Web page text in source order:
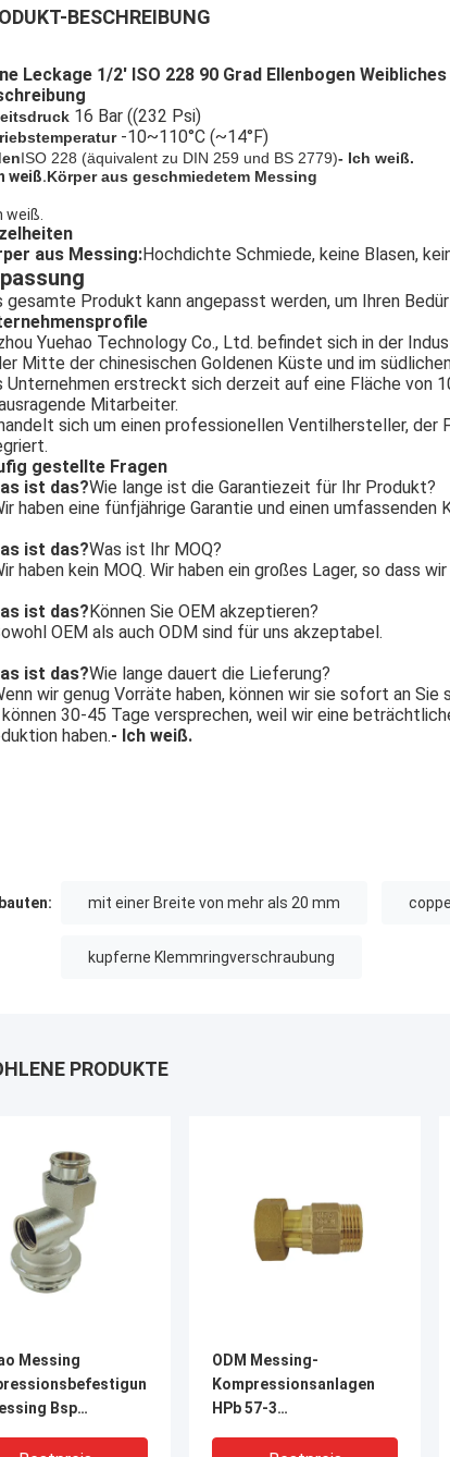
BESCHREIBUNG
Leckage 1/2' ISO 228 90 Grad Ellenbogen
16 Bar ((232 Psi)
-10~110°C (~14°F)
ISO 228 (äquivalent zu DIN 259 und BS 2779)- Ich weiß.
weiß.Körper aus geschmiedetem Messing
weiß.
aus Messing:Hochdichte Schmiede, keine Blasen,
gesamte Produkt kann angepasst werden, um Ihren
Yuehao Technology Co., Ltd. befindet sich in der
Mitte der chinesischen Goldenen Küste und im
Unternehmen erstreckt sich derzeit auf eine Fläche von
Mitarbeiter.
sich um einen professionellen Ventilhersteller, der
gestellte Fragen
ist das?Wie lange ist die Garantiezeit für Ihr Produkt?
haben eine fünfjährige Garantie und einen umfassenden
ist das?Was ist Ihr MOQ?
haben kein MOQ. Wir haben ein großes Lager, so dass
ist das?Können Sie OEM akzeptieren?
OEM als auch ODM sind für uns akzeptabel.
ist das?Wie lange dauert die Lieferung?
wir genug Vorräte haben, können wir sie sofort an Sie
können 30-45 Tage versprechen, weil wir eine
haben.- Ich weiß.
mit einer Breite von mehr als 20 mm
kupferne Klemmringverschraubung
PRODUKTE
Messing
Bsp
ODM Messing-
Kompressionsanlagen
HPb 57-3